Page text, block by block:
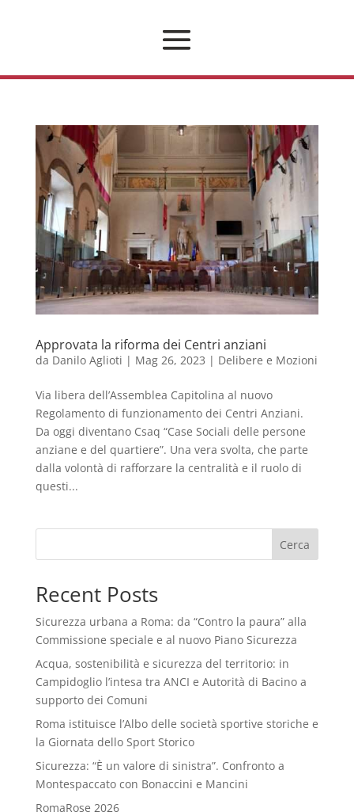
Approvata la riforma dei Centri anziani
da Danilo Aglioti | Mag 26, 2023 | Delibere e Mozioni
Via libera dell’Assemblea Capitolina al nuovo
Regolamento di funzionamento dei Centri Anziani.
Da oggi diventano Csaq “Case Sociali delle persone
anziane e del quartiere”. Una vera svolta, che parte
dalla volontà di rafforzare la centralità e il ruolo di
questi...
Cerca
Recent Posts
Sicurezza urbana a Roma: da “Contro la paura” alla
Commissione speciale e al nuovo Piano Sicurezza
Acqua, sostenibilità e sicurezza del territorio: in
Campidoglio l’intesa tra ANCI e Autorità di Bacino a
supporto dei Comuni
Roma istituisce l’Albo delle società sportive storiche e
la Giornata dello Sport Storico
Sicurezza: “È un valore di sinistra”. Confronto a
Montespaccato con Bonaccini e Mancini
RomaRose 2026